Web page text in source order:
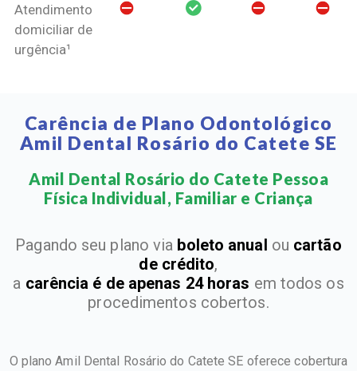
Atendimento
domiciliar de
urgência¹
Carência de Plano Odontológico
Amil Dental Rosário do Catete SE
Amil Dental Rosário do Catete Pessoa
Física Individual, Familiar e Criança​
Pagando seu plano via boleto anual ou cartão
de crédito,
a carência é de apenas 24 horas em todos os
procedimentos cobertos.
O plano Amil Dental Rosário do Catete SE oferece cobertura